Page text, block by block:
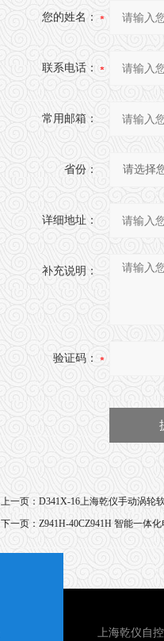
您的姓名：
联系电话：
常用邮箱：
省份：
详细地址：
补充说明：
验证码：
上一页： D341X-16上海乾仪手动涡轮
下一页：Z941H-40CZ941H 智能一体
上海乾仪自